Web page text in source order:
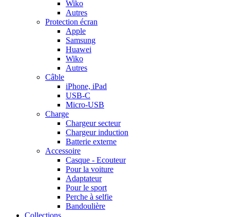
Wiko
Autres
Protection écran
Apple
Samsung
Huawei
Wiko
Autres
Câble
iPhone, iPad
USB-C
Micro-USB
Charge
Chargeur secteur
Chargeur induction
Batterie externe
Accessoire
Casque - Ecouteur
Pour la voiture
Adaptateur
Pour le sport
Perche à selfie
Bandoulière
Collections